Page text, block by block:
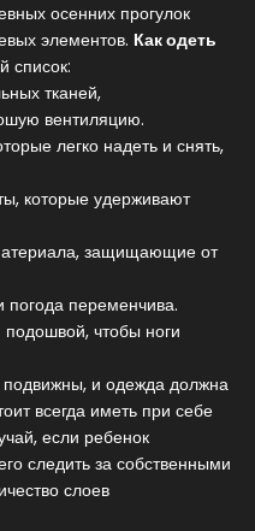
осенних прогулок
элементов. Как одеть
список:
тканей,
вентиляцию.
легко надеть и снять,
которые удерживают
защищающие от
погода переменчива.
чтобы ноги
подвижны, и одежда должна
всегда иметь при себе
если ребенок
следить за собственными
слоев